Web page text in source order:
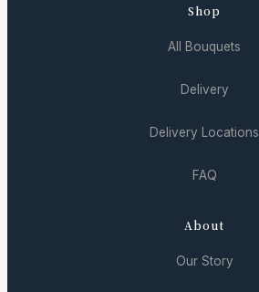
Shop
All Bouquets
Delivery
Delivery Locations
FAQ
About
Our Story